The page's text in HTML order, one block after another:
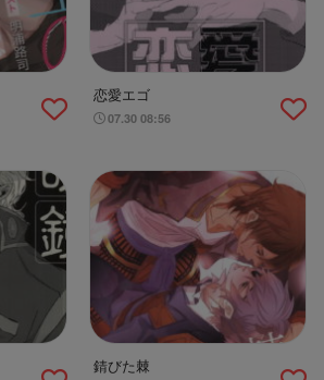
恋愛エゴ
07.30 08:56
錆びた棘